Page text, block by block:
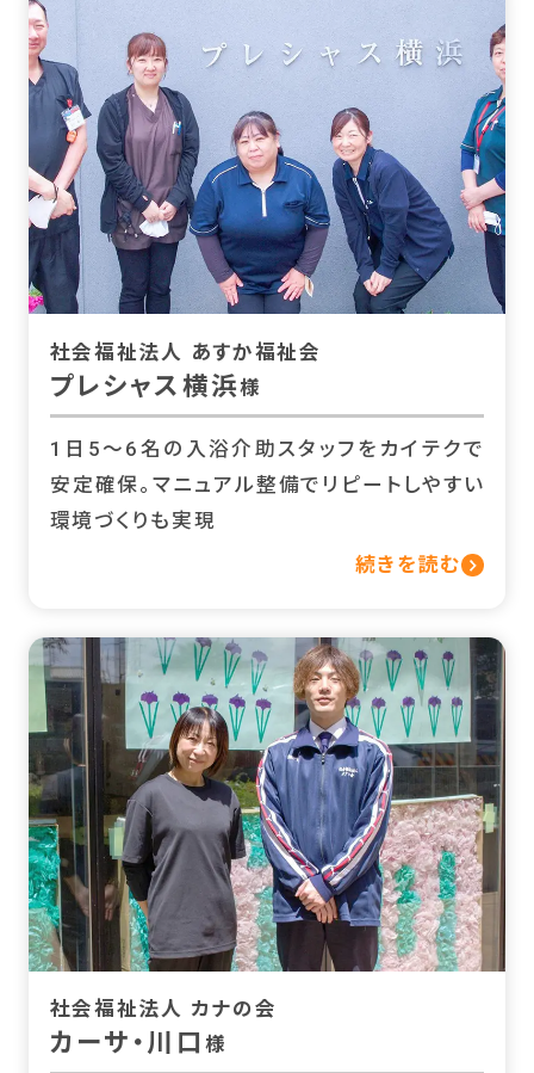
社会福祉法人 あすか福祉会
プレシャス横浜様
1日5〜6名の入浴介助スタッフをカイテクで
安定確保。マニュアル整備でリピートしやすい
環境づくりも実現
続きを読む
社会福祉法人 カナの会
カーサ・川口 様